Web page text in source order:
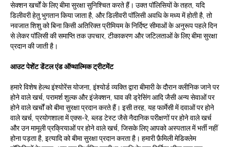
सेक्शन खर्चों के लिए बीमा सुरक्षा सुनिश्चित करते हैं। उक्त पॉलिसियों के तहत, यदि
डिलीवरी हेतु भुगतान किया जाता है, और डिलीवरी पॉलिसी अवधि के मध्य में होती है, तो
नवजात शिशु को बिना किसी अतिरिक्त प्रीमियम के निर्दिष्ट सीमाओं के अनुरूप पहले दिन
से लेकर पॉलिसी की समाप्ति तक उपचार, टीकाकरण और जटिलताओं के लिए बीमा सुरक्षा
प्रदान की जाती है।
आउट पेशेंट डेंटल एंड ऑप्थाल्मिक ट्रीटमेंट
हमारे विशेष हेल्थ इंश्योरेंस योजना, इंश्योर्ड व्यक्ति द्वारा बीमारी के दौरान क्लीनिक जाने पर
होने वाले खर्च, परामर्श शुल्क और इंजेक्शन, घाव की ड्रेसिंग आदि जैसी अन्य सेवाओं पर
होने वाले खर्चों को बीमा सुरक्षा प्रदान करते हैं। इसी तरह, यह फार्मेसी में दवाओं पर होने
वाले खर्च, प्रयोगशाला में एक्स-रे, ब्लड टेस्ट जैसे नैदानिक परीक्षणों पर होने वाले खर्च
और उन मामूली प्रक्रियाओं पर होने वाले खर्च, जिसके लिए आपको अस्पताल में भर्ती नहीं
होना पड़ता है, इत्यादि को बीमा सुरक्षा प्रदान करता है। हमारी फ़ैमिली मेडिक्लेम